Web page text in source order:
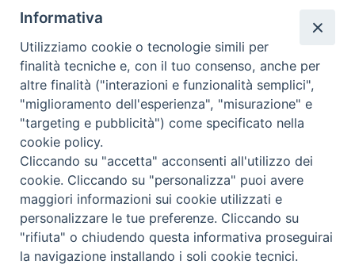
DIOCESI SUBURBICARIA DI ALBANO
Contatti:Tel.: 06.93268401 - Fax.: 06.9323844
E-mail:curia@diocesidialbano.it
Orari: dal Lunedì al Venerdì Ore: 9:00 - 13:00
Lunedì, Mercoledì e Venerdì, Ore 9:30 - 12:30
Diocesi Suburbicaria di Albano
Copyright © 2021
Informativa
Utilizziamo cookie o tecnologie simili per
finalità tecniche e, con il tuo consenso, anche per
altre finalità ("interazioni e funzionalità semplici",
"miglioramento dell'esperienza", "misurazione" e
"targeting e pubblicità") come specificato nella
cookie policy.
Cliccando su "accetta" acconsenti all'utilizzo dei
cookie. Cliccando su "personalizza" puoi avere
maggiori informazioni sui cookie utilizzati e
personalizzare le tue preferenze. Cliccando su
"rifiuta" o chiudendo questa informativa proseguirai
la navigazione installando i soli cookie tecnici.